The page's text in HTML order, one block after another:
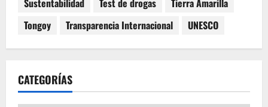
Sustentabilidad
Test de drogas
Tierra Amarilla
Tongoy
Transparencia Internacional UNESCO
CATEGORÍAS